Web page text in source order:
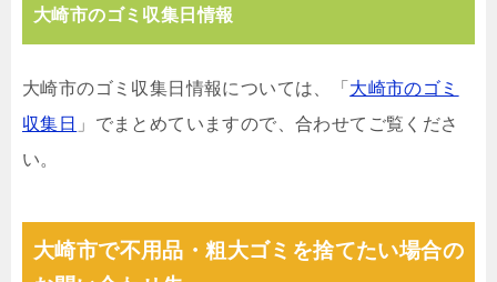
大崎市のゴミ収集日情報
大崎市のゴミ収集日情報については、「 大崎市のゴミ
収集日 」でまとめていますので、合わせてご覧くださ
い。
大崎市で不用品・粗大ゴミを捨てたい場合の